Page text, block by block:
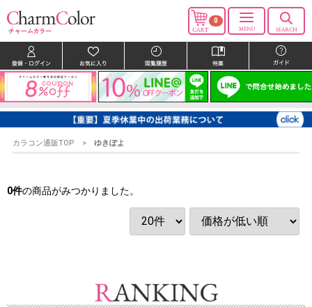
0
カラコン通販TOP ゆきぽよ
0件の商品がみつかりました。